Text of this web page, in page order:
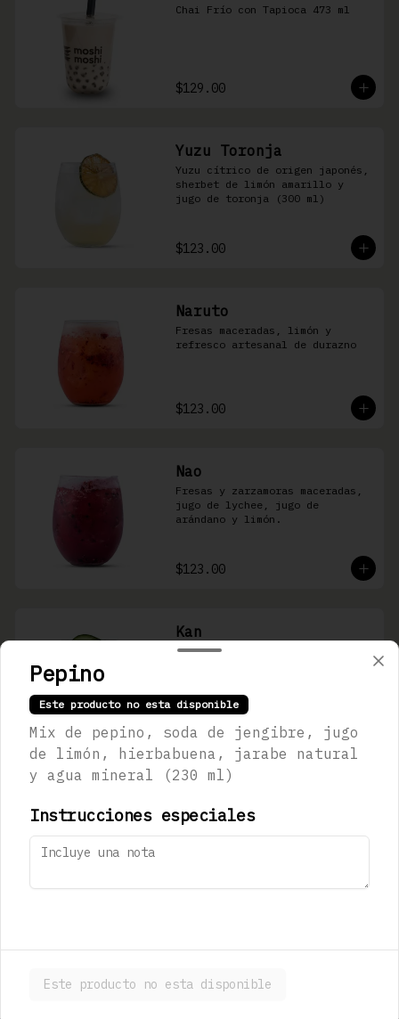
Chai Frío con Tapioca 473 ml
$129.00
Yuzu Toronja
Yuzu cítrico de origen japonés,
sherbet de limón amarillo y
jugo de toronja (300 ml)
$123.00
Naruto
Fresas maceradas, limón y
refresco artesanal de durazno
$123.00
Nao
Fresas y zarzamoras maceradas,
jugo de lychee, jugo de
arándano y limón.
$123.00
Kan
Jugo de limón real, jarabe de
$123.00
473 ml
$180.00
Stella Artois
Pepino
Este producto no esta disponible
Mix de pepino, soda de jengibre, jugo
de limón, hierbabuena, jarabe natural
y agua mineral (230 ml)
Instrucciones especiales
Este producto no esta disponible